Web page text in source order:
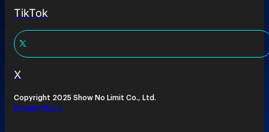
TikTok
X
Copyright 2025 Show No Limit Co., Ltd.
Privacy Policy